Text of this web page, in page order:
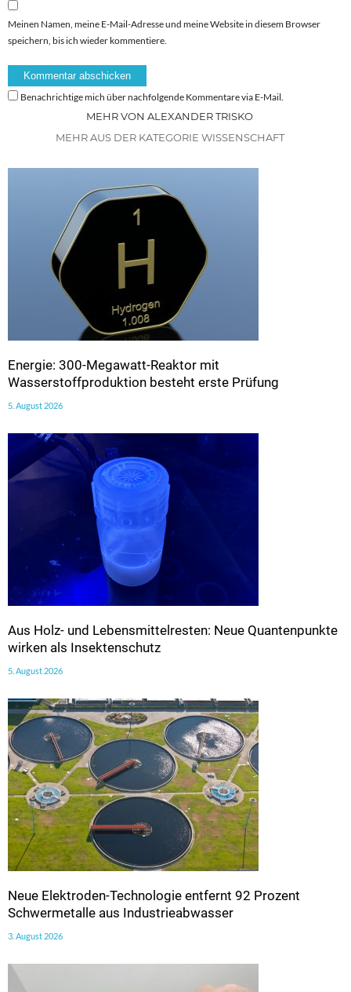
Meinen Namen, meine E-Mail-Adresse und meine Website in diesem Browser
speichern, bis ich wieder kommentiere.
Benachrichtige mich über nachfolgende Kommentare via E-Mail.
MEHR VON ALEXANDER TRISKO
MEHR AUS DER KATEGORIE WISSENSCHAFT
Energie: 300-Megawatt-Reaktor mit
Wasserstoffproduktion besteht erste Prüfung
5. August 2026
Aus Holz- und Lebensmittelresten: Neue Quantenpunkte
wirken als Insektenschutz
5. August 2026
Neue Elektroden-Technologie entfernt 92 Prozent
Schwermetalle aus Industrieabwasser
3. August 2026